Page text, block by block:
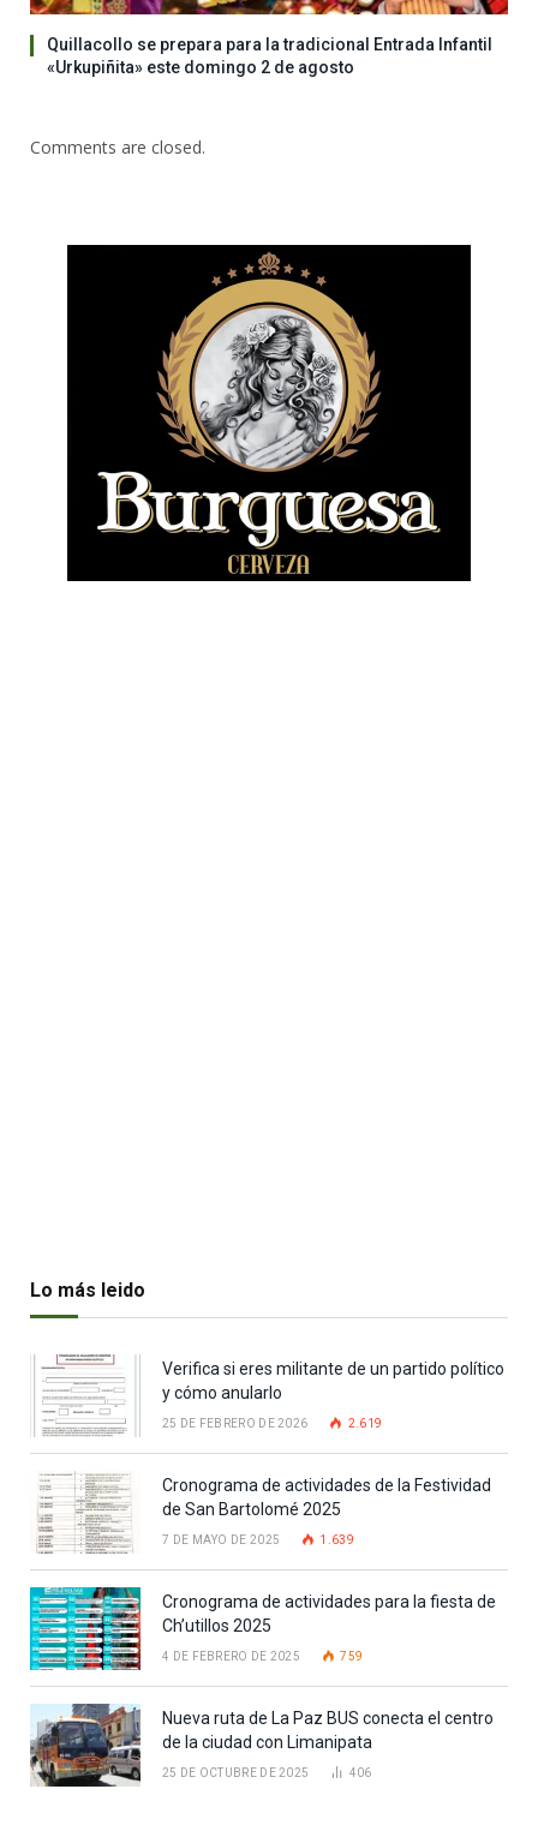
Quillacollo se prepara para la tradicional Entrada Infantil
«Urkupiñita» este domingo 2 de agosto
Comments are closed.
Lo más leido
Verifica si eres militante de un partido político
y cómo anularlo
25 DE FEBRERO DE 2026 2.619
Cronograma de actividades de la Festividad
de San Bartolomé 2025
7 DE MAYO DE 2025 1.639
Cronograma de actividades para la fiesta de
Ch’utillos 2025
4 DE FEBRERO DE 2025 759
Nueva ruta de La Paz BUS conecta el centro
de la ciudad con Limanipata
25 DE OCTUBRE DE 2025 406